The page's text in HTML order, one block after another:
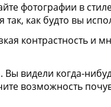
фотографии в
так, как будто вы
контрастность и
Вы видели когда-
возможность